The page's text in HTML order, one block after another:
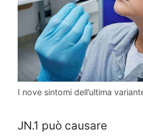
I nove sintomi dell’ultima
JN.1 può causare